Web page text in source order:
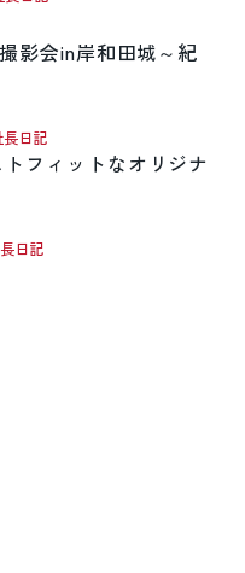
影会in岸和田城～紀
長日記
トフィットなオリジナ
日記